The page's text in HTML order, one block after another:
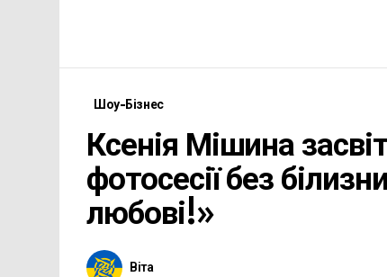
Шоу-Бізнес
Ксенія Мішина
фотосесії без
любові!»
Віта